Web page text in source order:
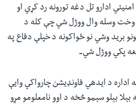
ادارو تل دغه تورونه رد کړي او
وسله وال ووژل شي چې کله د
بريد وشي نو ځواکونه د خپلې دفاع په
پکي ووژل شي۔
اداره د ايدهي فاونډيشن چارواکي وايې
بېلو سېمو څخه د اوو نامعلومو مړو